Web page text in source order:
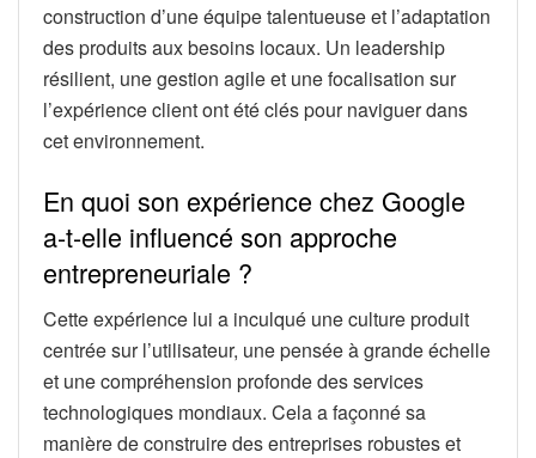
construction d’une équipe talentueuse et l’adaptation
des produits aux besoins locaux. Un leadership
résilient, une gestion agile et une focalisation sur
l’expérience client ont été clés pour naviguer dans
cet environnement.
En quoi son expérience chez Google
a-t-elle influencé son approche
entrepreneuriale ?
Cette expérience lui a inculqué une culture produit
centrée sur l’utilisateur, une pensée à grande échelle
et une compréhension profonde des services
technologiques mondiaux. Cela a façonné sa
manière de construire des entreprises robustes et